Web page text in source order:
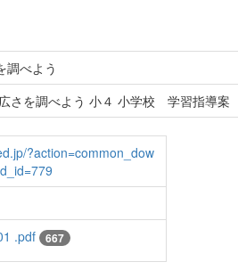
調べよう
さを調べよう 小４ 小学校 学習指導
?action=common_dow
.pdf 667